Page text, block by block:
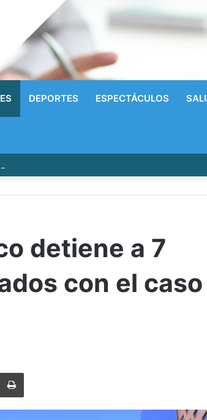
DEPORTES ESPECTÁCULOS
a la Gloria! Radhames Tavarez y la Hazaña
detiene a 7
con el caso
via Email Imprimi